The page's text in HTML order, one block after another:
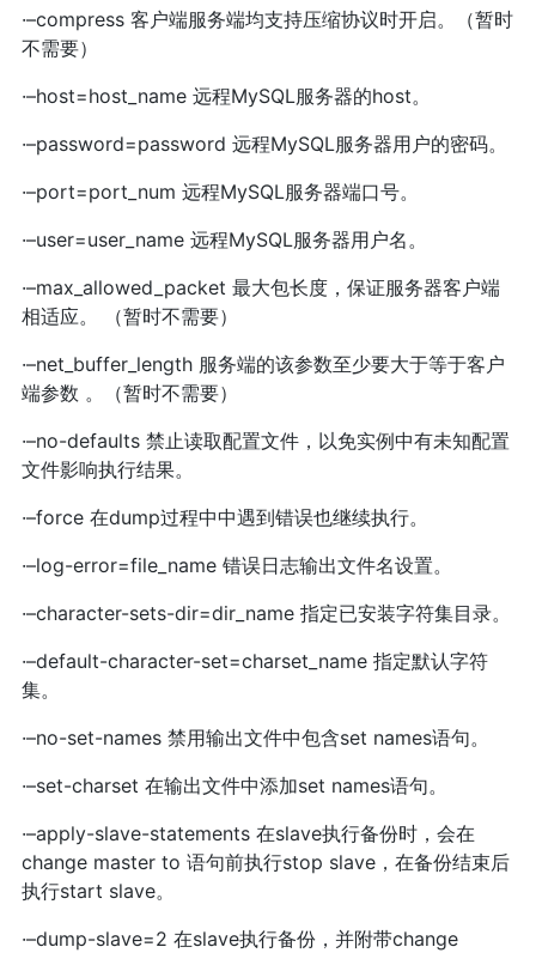
·–compress 客户端服务端均支持压缩协议时开启。（暂时
不需要）
·–host=host_name 远程MySQL服务器的host。
·–password=password 远程MySQL服务器用户的密码。
·–port=port_num 远程MySQL服务器端口号。
·–user=user_name 远程MySQL服务器用户名。
·–max_allowed_packet 最大包长度，保证服务器客户端
相适应。 （暂时不需要）
·–net_buffer_length 服务端的该参数至少要大于等于客户
端参数 。（暂时不需要）
·–no-defaults 禁止读取配置文件，以免实例中有未知配置
文件影响执行结果。
·–force 在dump过程中中遇到错误也继续执行。
·–log-error=file_name 错误日志输出文件名设置。
·–character-sets-dir=dir_name 指定已安装字符集目录。
·–default-character-set=charset_name 指定默认字符
集。
·–no-set-names 禁用输出文件中包含set names语句。
·–set-charset 在输出文件中添加set names语句。
·–apply-slave-statements 在slave执行备份时，会在
change master to 语句前执行stop slave，在备份结束后
执行start slave。
·–dump-slave=2 在slave执行备份，并附带change